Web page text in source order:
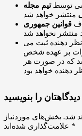
توسطتیم مجله
قوانین جمهوری
دهنده ثبت می
بر عهده شخص
که در صورت هر
دیدگاهتان را بنویسید
شد. بخش‌های موردنیاز
*